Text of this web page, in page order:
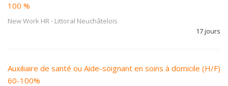
100 %
New Work HR- Littoral Neuchâtelois
17 jours
Auxiliaire de santé ou Aide-soignant en soins à domicile (H/F)
60-100%